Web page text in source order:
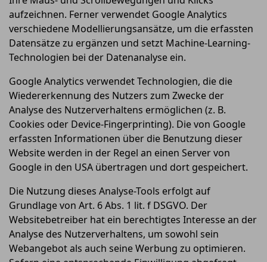
aufzeichnen. Ferner verwendet Google Analytics
verschiedene Modellierungsansätze, um die erfassten
Datensätze zu ergänzen und setzt Machine-Learning-
Technologien bei der Datenanalyse ein.
Google Analytics verwendet Technologien, die die
Wiedererkennung des Nutzers zum Zwecke der
Analyse des Nutzerverhaltens ermöglichen (z. B.
Cookies oder Device-Fingerprinting). Die von Google
erfassten Informationen über die Benutzung dieser
Website werden in der Regel an einen Server von
Google in den USA übertragen und dort gespeichert.
Die Nutzung dieses Analyse-Tools erfolgt auf
Grundlage von Art. 6 Abs. 1 lit. f DSGVO. Der
Websitebetreiber hat ein berechtigtes Interesse an der
Analyse des Nutzerverhaltens, um sowohl sein
Webangebot als auch seine Werbung zu optimieren.